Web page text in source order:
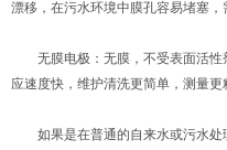
漂移，在污水环境中膜孔容易堵塞，
无膜电极：无膜，不受表面活性
应速度快，维护清洗更简单，测量更
如果是在普通的自来水或污水处